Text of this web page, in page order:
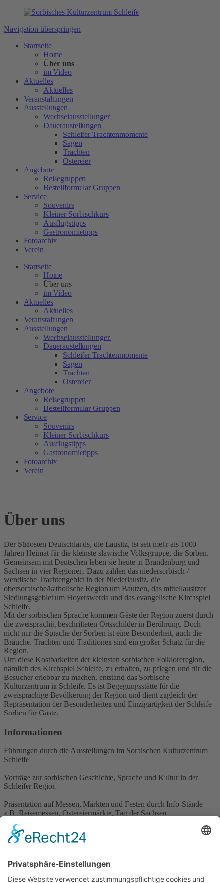
Navigation überspringen
Startseite
Home
Über uns
im Video
Aktuelles
Aktuelles
Veranstaltungen
Ausstellungen
Wechselausstellungen
Daueraustellungen
Schleifer Trachtenmomente
Sagen
Trachten
Ostereier
Angebote
Reisegruppen
Bestellformular Gruppen
Service
Souvenirs
Kleiner Sorbischkurs
Ausflugstipps
Gastronomietipps
Fotoarchiv
Verein
Startseite
Home
Über uns
im Video
Aktuelles
Aktuelles
Veranstaltungen
Ausstellungen
Wechselausstellungen
Daueraustellungen
Schleifer Trachtenmomente
Sagen
Trachten
Ostereier
Angebote
Reisegruppen
Bestellformular Gruppen
Service
Souvenirs
Kleiner Sorbischkurs
Ausflugstipps
Gastronomietipps
Fotoarchiv
Verein
Über uns
Der Südosten Deutschlands, die Lausitz, ist seit mehr als 1000
Jahren Heimat für die kleinste slawische Volksgruppe, die Sorben.
Gemeinsam mit Deutschen leben sie heute in Brandenburg und
Sachsen in vier Regionen. Dazu zählen das niedersorbisch /
wendische Trachtengebiet in der Niederlausitz, die
obersorbische/katholische Region um Bautzen, das mittellausitzer
Siedlungsgebiet um Hoyerswerda und das evangelische Kirchspiel
Schleife.
Mit der sorbischen Sprache kommen Gäste der Region zuerst durch
die zweisprachig beschrifteten Ortsschilder in Berührung. Doch
nicht nur die Sprache der Sorben ist eine Besonderheit, auch die
Bräuche, Trachten und Traditionen sind ein großer Schatz für die
Region.
Um diese Kostbarkeiten der kleinsten sorbischen Folkloreregion,
nämlich des Kirchspiel Schleife, zu erhalten, zu pflegen und für die
Besucher erlebbar zu machen, entstand das Sorbische
Kulturzentrum in Schleife. Es ist Begegungsstätte für die
zweisprachige Bevölkerung der Region und dient zugleich der
Repräsentation der Besonderheiten und Einzigartigkeit der Schleife
Sorben für Gäste.
Informationen
Führungen durch die Ausstellungen im Sorbischen Kulturzentrum
Schleife
Vorträge zur sorbischen Geschichte, Sprache und Kultur in der
Schleifer Region
Präsentation auf Messen, Märkten und Festen durch Info-Stände
z.B. Reisemessen, Ostereiermärkte, Tag der Sachsen
Erarbeitung von Informationsmaterial
z.B. Begleitbroschüren zur Trachtenpuppensammlung im